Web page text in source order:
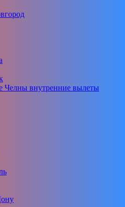
Челны внутренние вылеты